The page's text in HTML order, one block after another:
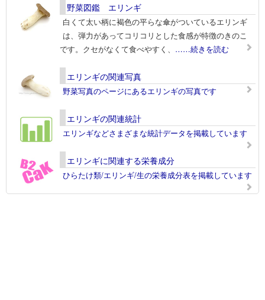
野菜図鑑 エリンギ
白くて太い柄に褐色の平らな傘がついているエリンギ
は、弾力があってコリコリとした食感が特徴のきのこ
です。クセがなくて食べやすく、 ……続きを読む
エリンギの関連写真
野菜写真のページにあるエリンギの写真です
エリンギの関連統計
エリンギなどさまざまな統計データを掲載しています
エリンギに関連する栄養成分
ひらたけ類/エリンギ/生の栄養成分表を掲載しています